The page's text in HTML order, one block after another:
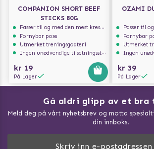
COMPANION SHORT BEEF
STICKS 80G
Passer til og med den mest kresne hunden
Fornybar pose
Utmerket treningsgodteri
Ingen unødvendige tilsetningsstoffer
kr 19
På Lager
OZAMI
Passer til og
Fornybar
Utmerket
Ingen
kr 39
På Lager
Gå aldri glipp av et bra
Meld deg på vårt nyhetsbrev og motta
din innboks!